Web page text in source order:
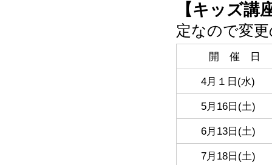
【キッズ講
定なので変
開 催 日
4月１日(水)
5月16日(土)
6月13日(土)
7月18日(土)